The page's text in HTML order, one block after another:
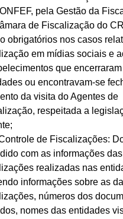
pela Gestão da
de Fiscalização do
obrigatórios nos casos
em mídias sociais e
que
ou encontravam-se
da visita do Agentes de
respeitada a
de Fiscalizações:
com as informações das
realizadas nas
informações sobre as
números dos
nomes das entidades